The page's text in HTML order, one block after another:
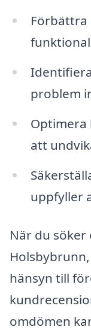
Förbättra
problem
Optimera
att
uppfyller
När du
hänsyn till
omdömen